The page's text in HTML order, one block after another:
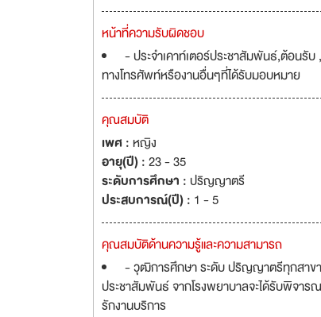
หน้าที่ความรับผิดชอบ
- ประจำเคาท์เตอร์ประชาสัมพันธ์,ต้อน
ทางโทรศัพท์หรืองานอื่นๆที่ได้รับมอบหมาย
คุณสมบัติ
เพศ :หญิง
อายุ(ปี) :23 - 35
ระดับการศึกษา :ปริญญาตรี
ประสบการณ์(ปี) : 1 - 5
คุณสมบัติด้านความรู้และความสามารถ
- วุฒิการศึกษา ระดับ ปริญญาตรีทุกสาข
ประชาสัมพันธ์ จากโรงพยาบาลจะได้รับพิจา
รักงานบริการ